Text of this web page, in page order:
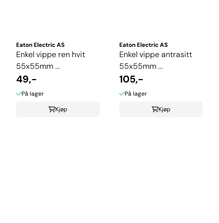
Eaton Electric AS
Enkel vippe ren hvit
55x55mm ...
49,-
På lager
Kjøp
Eaton Electric AS
Enkel vippe antrasitt
55x55mm ...
105,-
På lager
Kjøp